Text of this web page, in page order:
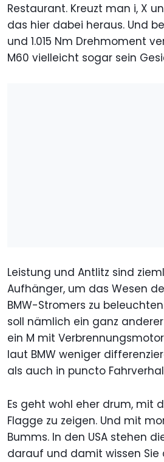
Restaurant. Kreuzt man i, X
das hier dabei heraus. Und
und 1.015 Nm Drehmoment
M60 vielleicht sogar sein
Leistung und Antlitz sind
Aufhänger, um das Wesen
BMW-Stromers zu
soll nämlich ein ganz
ein M mit
laut BMW weniger
als auch in puncto
Es geht wohl eher drum, mit
Flagge zu zeigen. Und mit
Bumms. In den USA stehen
darauf und damit wissen Sie